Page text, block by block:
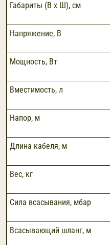
Габариты (В х Ш), см
Напряжение, В
Мощность, Вт
Вместимость, л
Напор, м
Длина кабеля, м
Вес, кг
Сила всасывания, мбар
Всасывающий шланг, м